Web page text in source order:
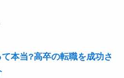
本当?高卒の転職を成功さ